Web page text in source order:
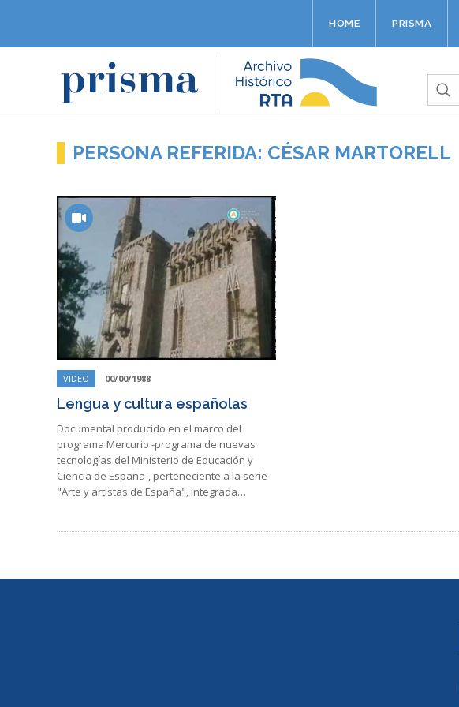
HOME PRISMA
PERSONA REFERIDA: CÉSAR MARTORELL
VIDEO 00/00/1988
Lengua y cultura españolas
Documental producido en el marco del
programa Mercurio -programa de nuevas
tecnologías del Ministerio de Educación y
Ciencia de España-, perteneciente a la serie
"Arte y artistas de España", integrada…